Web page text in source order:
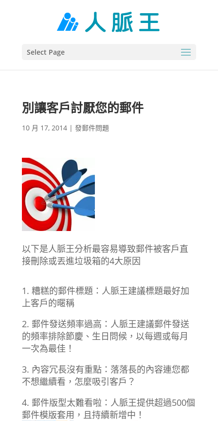
Select Page
別讓客戶討厭您的郵件
10 月 17, 2014| 發郵件問題
以下是人脈王分析最容易導致郵件被客戶直
接刪除或丟進垃圾箱的4大原因
1. 糟糕的郵件標題：人脈王建議標題最好加
上客戶的暱稱
2. 郵件發送頻率過高：人脈王建議郵件發送
的頻率排除節慶、生日問候，以每週或每月
一次為最佳！
3. 內容冗長沒有重點：落落長的內容連您都
不想繼續看，怎麼吸引客戶？
4. 郵件版型太難看啦：人脈王提供超過500個
郵件模版套用，且持續新增中！